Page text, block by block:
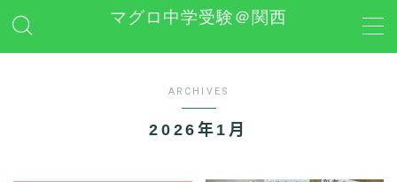
マグロ中学受験＠関西
ARCHIVES
2026年1月